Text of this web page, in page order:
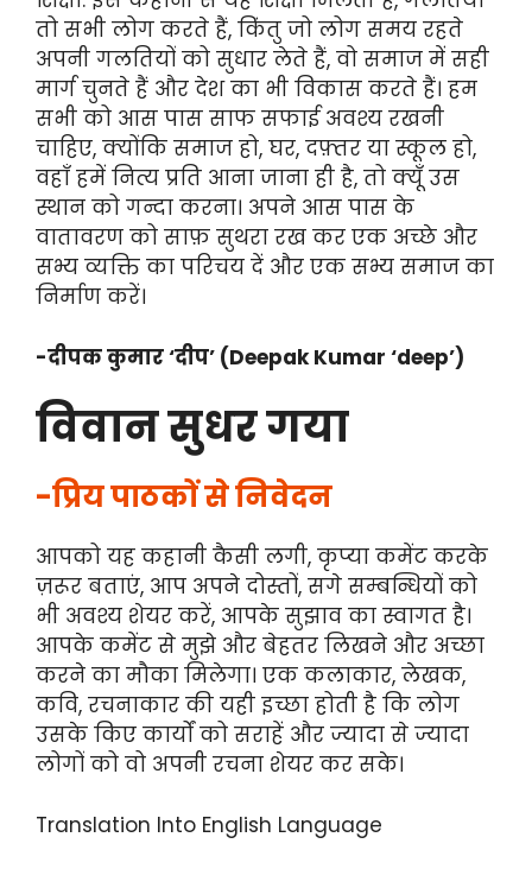
तो सभी लोग करते हैं, किंतु जो लोग समय रहते
अपनी गलतियों को सुधार लेते हैं, वो समाज में सही
मार्ग चुनते हैं और देश का भी विकास करते हैं। हम
सभी को आस पास साफ सफाई अवश्य रखनी
चाहिए, क्योंकि समाज हो, घर, दफ़्तर या स्कूल हो,
वहाँ हमें नित्य प्रति आना जाना ही है, तो क्यूँ उस
स्थान को गन्दा करना। अपने आस पास के
वातावरण को साफ़ सुथरा रख कर एक अच्छे और
सभ्य व्यक्ति का परिचय दें और एक सभ्य समाज का
निर्माण करें।
-दीपक कुमार ‘दीप’ (Deepak Kumar ‘deep’)
विवान सुधर गया
-प्रिय पाठकों से निवेदन
आपको यह कहानी कैसी लगी, कृप्या कमेंट करके
ज़रूर बताएं, आप अपने दोस्तों, सगे सम्बन्धियों को
भी अवश्य शेयर करें, आपके सुझाव का स्वागत है।
आपके कमेंट से मुझे और बेहतर लिखने और अच्छा
करने का मौका मिलेगा। एक कलाकार, लेखक,
कवि, रचनाकार की यही इच्छा होती है कि लोग
उसके किए कार्यों को सराहें और ज्यादा से ज्यादा
लोगों को वो अपनी रचना शेयर कर सके।
Translation Into English Language